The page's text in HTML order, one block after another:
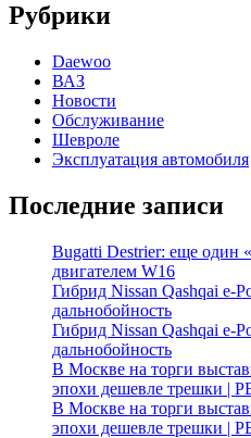
Рубрики
Daewoo
ВАЗ
Новости
Обслуживание
Шевроле
Эксплуатация автомобиля
Последние записи
Bugatti Destrier: еще один
двигателем W16
Гибрид Nissan Qashqai e-
дальнобойность
Гибрид Nissan Qashqai e-
дальнобойность
В Москве на торги
эпохи дешевле трешки |
В Москве на торги
эпохи дешевле трешки |